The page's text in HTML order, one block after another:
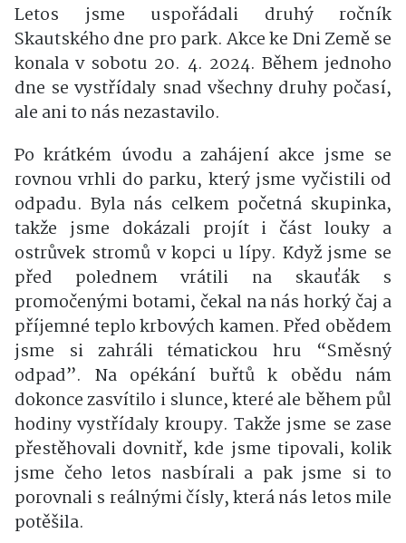
Letos jsme uspořádali druhý ročník
Skautského dne pro park. Akce ke Dni Země se
konala v sobotu 20. 4. 2024. Během jednoho
dne se vystřídaly snad všechny druhy počasí,
ale ani to nás nezastavilo.
Po krátkém úvodu a zahájení akce jsme se
rovnou vrhli do parku, který jsme vyčistili od
odpadu. Byla nás celkem početná skupinka,
takže jsme dokázali projít i část louky a
ostrůvek stromů v kopci u lípy. Když jsme se
před polednem vrátili na skauťák s
promočenými botami, čekal na nás horký čaj a
příjemné teplo krbových kamen. Před obědem
jsme si zahráli tématickou hru “Směsný
odpad”. Na opékání buřtů k obědu nám
dokonce zasvítilo i slunce, které ale během půl
hodiny vystřídaly kroupy. Takže jsme se zase
přestěhovali dovnitř, kde jsme tipovali, kolik
jsme čeho letos nasbírali a pak jsme si to
porovnali s reálnými čísly, která nás letos mile
potěšila.